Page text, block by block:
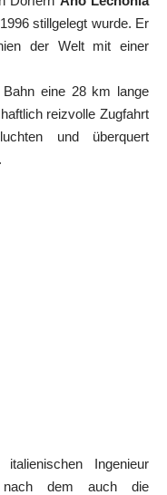
stillgelegt wurde. Er
der Welt mit einer
Bahn eine 28 km lange
reizvolle Zugfahrt
und überquert
Ingenieur
nach dem auch die